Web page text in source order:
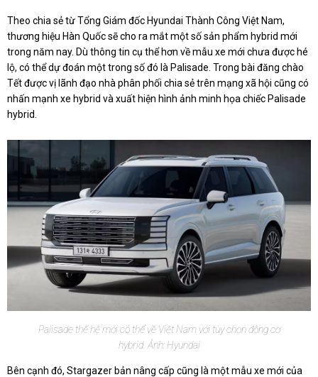
Theo chia sẻ từ Tổng Giám đốc Hyundai Thành Công Việt Nam,
thương hiệu Hàn Quốc sẽ cho ra mắt một số sản phẩm hybrid mới
trong năm nay. Dù thông tin cụ thể hơn về mẫu xe mới chưa được hé
lộ, có thể dự đoán một trong số đó là Palisade. Trong bài đăng chào
Tết được vị lãnh đạo nhà phân phối chia sẻ trên mạng xã hội cũng có
nhấn mạnh xe hybrid và xuất hiện hình ảnh minh họa chiếc Palisade
hybrid.
Palisade thế hệ mới có thể về Việt Nam với tùy chọn động cơ
hybrid. Ảnh: Hyundai
Bên cạnh đó, Stargazer bản nâng cấp cũng là một mẫu xe mới của